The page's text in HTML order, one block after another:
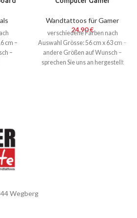
cm –
–
Wandtattoos für Gamer
24,90€
verschiedene Farben nach
Auswahl Grösse: 56 cm x 63 cm –
andere Größen auf Wunsch –
sprechen Sie uns an hergestellt
Wegberg